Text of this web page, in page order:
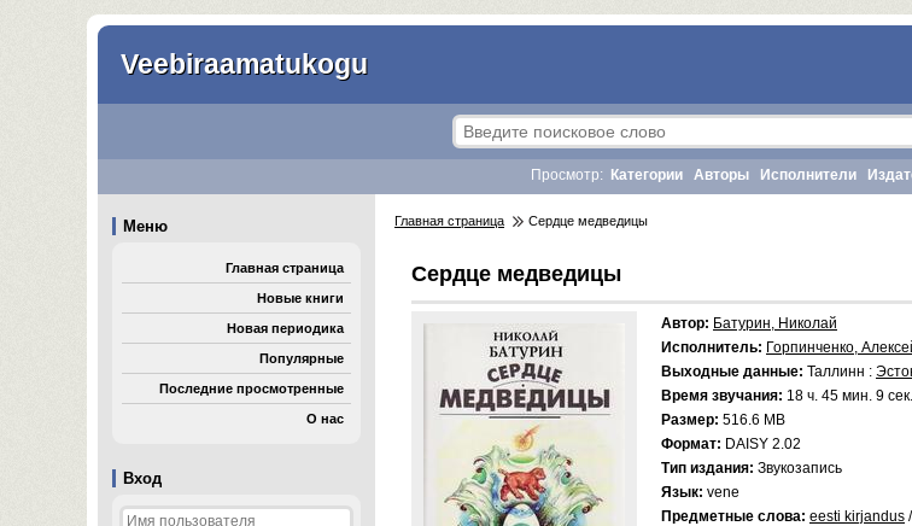
Veebiraamatukogu
Вход
Просмотр: Категории Авторы Исполнители
Меню
Главная страница
Новые книги
Новая периодика
Популярные
Последние просмотренные
О нас
Главная страница Сердце медведицы
Сердце медведицы
Автор: Батурин, Николай
Исполнитель: Горпинченко,
Выходные данные: Таллинн :
Время звучания: 18 ч. 45 мин. 9 сек.
Размер: 516.6 MB
Формат: DAISY 2.02
Тип издания: Звукозапись
Язык: vene
Предметные слова: eesti kirjandus /